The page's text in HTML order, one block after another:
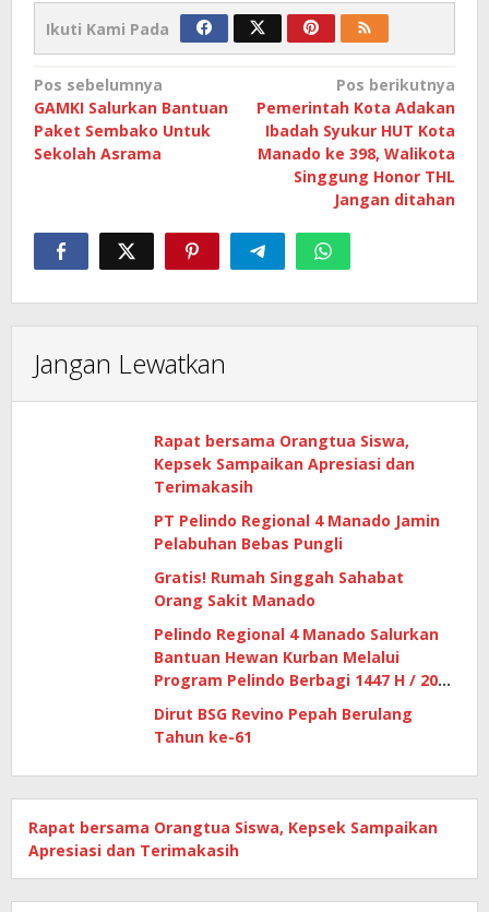
Ikuti Kami Pada
Navigasi
pos
Pos sebelumnya
GAMKI Salurkan Bantuan
Paket Sembako Untuk
Sekolah Asrama
Pos berikutnya
Pemerintah Kota Adakan
Ibadah Syukur HUT Kota
Manado ke 398, Walikota
Singgung Honor THL
Jangan ditahan
Jangan Lewatkan
Rapat bersama Orangtua Siswa,
Kepsek Sampaikan Apresiasi dan
Terimakasih
PT Pelindo Regional 4 Manado Jamin
Pelabuhan Bebas Pungli
Gratis! Rumah Singgah Sahabat
Orang Sakit Manado
Pelindo Regional 4 Manado Salurkan
Bantuan Hewan Kurban Melalui
Program Pelindo Berbagi 1447 H / 2026
Dirut BSG Revino Pepah Berulang
Tahun ke-61
Rapat bersama Orangtua Siswa, Kepsek Sampaikan
Apresiasi dan Terimakasih